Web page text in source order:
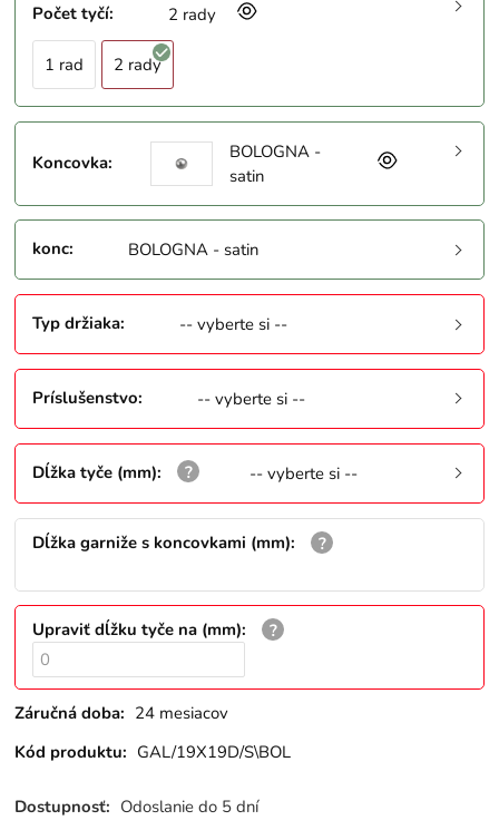
Počet tyčí: 2 rady
1 rad 2 rady
Koncovka:
BOLOGNA -
satin
konc: BOLOGNA - satin
Typ držiaka: -- vyberte si --
Príslušenstvo: -- vyberte si --
Dĺžka tyče (mm): -- vyberte si --
Dĺžka garniže s koncovkami (mm):
Upraviť dĺžku tyče na (mm):
Záručná doba: 24 mesiacov
Kód produktu: GAL/19X19D/S\BOL
Dostupnosť: Odoslanie do 5 dní